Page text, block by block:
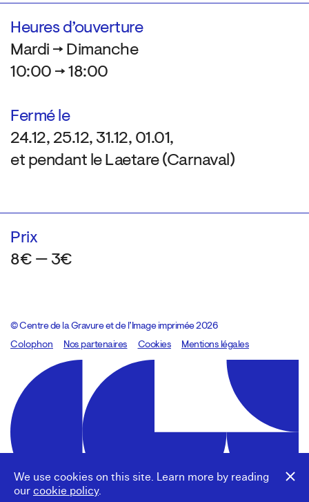
We use cookies on this site. Learn more by reading
our cookie policy.
Heures d’ouverture
Mardi → Dimanche
10:00 → 18:00
Fermé le
24.12, 25.12, 31.12, 01.01,
et pendant le Laetare (Carnaval)
Prix
8€ — 3€
© Centre de la Gravure et de l’Image imprimée 2026
Colophon
Design:Marcel Kaczmarek, code:8080.studio
Nos partenaires Cookies Mentions légales